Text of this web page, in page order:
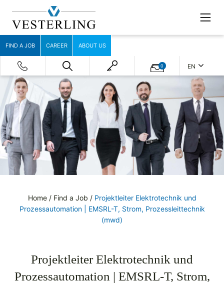
FIND A JOB CAREER ABOUT US
0 EN
Home/ Find a Job / Projektleiter Elektrotechnik und
Prozessautomation | EMSRL-T, Strom, Prozessleittechnik
(mwd)
Projektleiter Elektrotechnik und
Prozessautomation | EMSRL-T, Strom,